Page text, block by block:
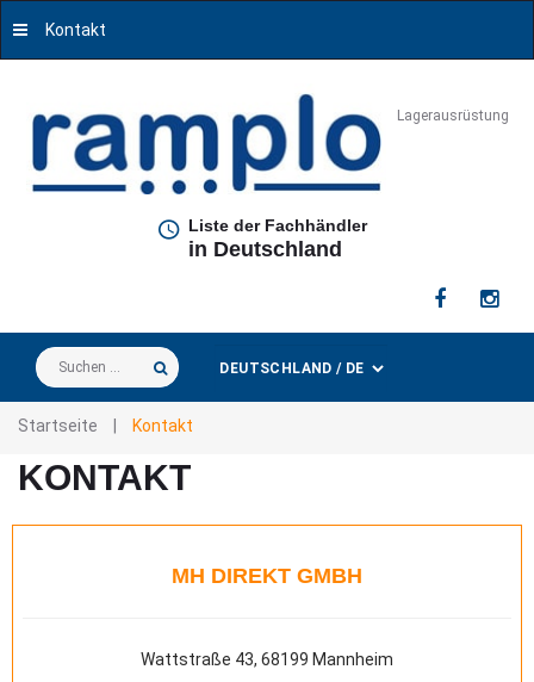
Lagerausrüstung
Liste der Fachhändler
in Deutschland
Kontakt
Suchen
...
Startseite Kontakt
KONTAKT
MH DIREKT GMBH
Wattstraße 43, 68199 Mannheim